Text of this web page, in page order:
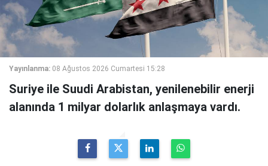
Yayınlanma: 08 Ağustos 2026 Cumartesi 15:28
Suriye ile Suudi Arabistan, yenilenebilir enerji
alanında 1 milyar dolarlık anlaşmaya vardı.